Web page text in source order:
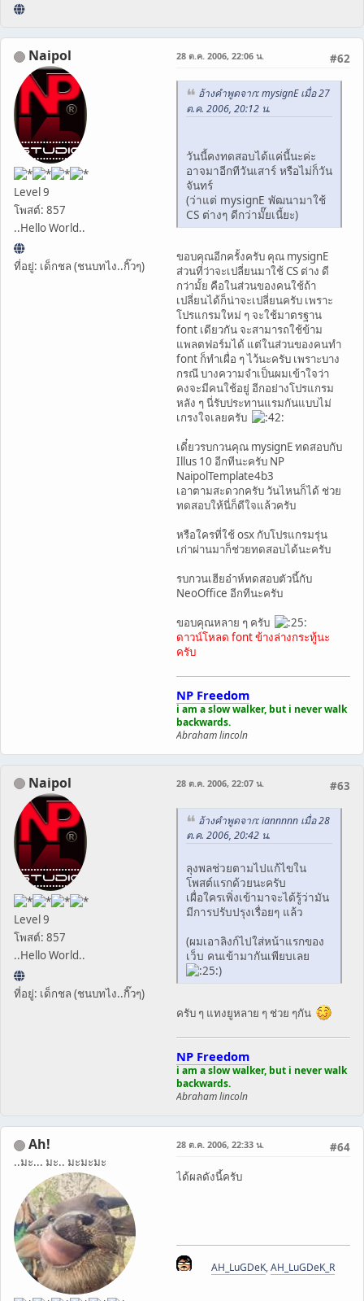
Naipol
Level 9
โพสต์: 857
..Hello World..
ที่อยู่: เด็กชล (ชนบทไง..กิ๊วๆ)
#62
28 ต.ค. 2006, 22:06 น.
อ้างคำพูดจาก: mysignE เมื่อ 27
ต.ค. 2006, 20:12 น.
วันนี้คงทดสอบได้แค่นี้นะค่ะ
อาจมาอีกทีวันเสาร์ หรือไม่ก็วัน
จันทร์
(ว่าแต่ mysignE พัฒนามาใช้
CS ต่างๆ ดีกว่ามั๊ยเนี้ยะ)
ขอบคุณอีกครั้งครับ คุณ mysignE
ส่วนที่ว่าจะเปลี่ยนมาใช้ CS ต่าง ดี
กว่ามั้ย คือในส่วนของคนใช้ถ้า
เปลี่ยนได้ก็น่าจะเปลี่ยนครับ เพราะ
โปรแกรมใหม่ ๆ จะใช้มาตรฐาน
font เดียวกัน จะสามารถใช้ข้าม
แพลตฟอร์มได้ แต่ในส่วนของคนทำ
font ก็ทำเผื่อ ๆ ไว้นะครับ เพราะบาง
กรณี บางความจำเป็นผมเข้าใจว่า
คงจะมีคนใช้อยู่ อีกอย่างโปรแกรม
หลัง ๆ นี่รับประทานแรมกันแบบไม่
เกรงใจเลยครับ
เดี๋ยวรบกวนคุณ mysignE ทดสอบกับ
Illus 10 อีกทีนะครับ NP
NaipolTemplate4b3
เอาตามสะดวกครับ วันไหนก็ได้ ช่วย
ทดสอบให้นี่ก็ดีใจแล้วครับ
หรือใครที่ใช้ osx กับโปรแกรมรุ่น
เก่าผ่านมาก็ช่วยทดสอบได้นะครับ
รบกวนเฮียอ๋าห์ทดสอบตัวนี้กับ
NeoOffice อีกทีนะครับ
ขอบคุณหลาย ๆ ครับ
ดาวน์โหลด font ข้างล่างกระทู้นะ
ครับ
NP Freedom
i am a slow walker, but i never walk
backwards.
Abraham lincoln
Naipol
Level 9
โพสต์: 857
..Hello World..
ที่อยู่: เด็กชล (ชนบทไง..กิ๊วๆ)
#63
28 ต.ค. 2006, 22:07 น.
อ้างคำพูดจาก: iannnnn เมื่อ 28
ต.ค. 2006, 20:42 น.
ลุงพลช่วยตามไปแก้ไขใน
โพสต์แรกด้วยนะครับ
เผื่อใครเพิ่งเข้ามาจะได้รู้ว่ามัน
มีการปรับปรุงเรื่อยๆ แล้ว
(ผมเอาลิงก์ไปใส่หน้าแรกของ
เว็บ คนเข้ามากันเพียบเลย
)
ครับ ๆ แทงยูหลาย ๆ ช่วย ๆกัน
NP Freedom
i am a slow walker, but i never walk
backwards.
Abraham lincoln
Ah!
..มะ... มะ.. มะมะมะ
#64
28 ต.ค. 2006, 22:33 น.
ได้ผลดังนี้ครับ
AH_LuGDeK,AH_LuGDeK_R